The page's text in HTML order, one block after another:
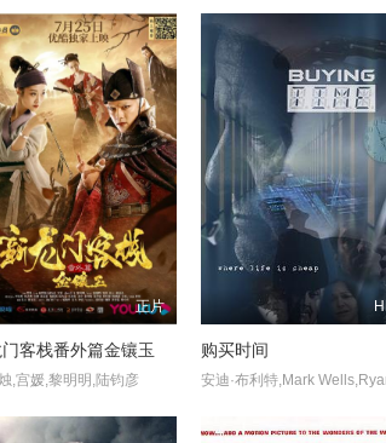
正片
客栈番外篇金镶玉
,宫媛,黎明明,陆钧彦
购买时间